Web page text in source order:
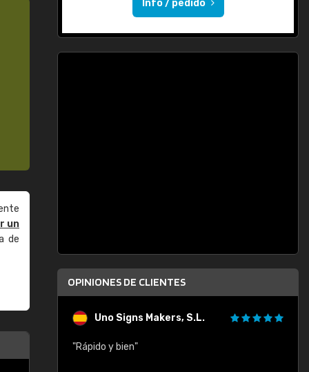
un
de
Info / pedido
OPINIONES DE CLIENTES
Uno Signs Makers, S.L.
"Rápido y bien"